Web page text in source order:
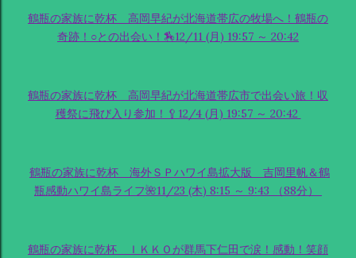
鶴瓶の家族に乾杯 高岡早紀が北海道帯広の牧場へ！鶴瓶の
奇跡！○との出会い！🏇12/11 (月) 19:57 ～ 20:42
鶴瓶の家族に乾杯 高岡早紀が北海道帯広市で出会い旅！収
穫祭に飛び入り参加！🥄12/4 (月) 19:57 ～ 20:42
鶴瓶の家族に乾杯 海外ＳＰハワイ島拡大版 吉岡里帆＆鶴
瓶感動ハワイ島ライフ🌺11/23 (木) 8:15 ～ 9:43 （88分）
鶴瓶の家族に乾杯 ＩＫＫＯが群馬下仁田で涙！感動！笑顔